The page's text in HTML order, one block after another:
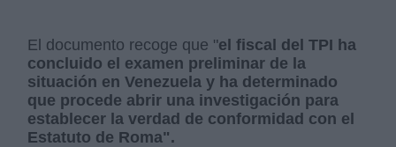
El documento recoge que "el fiscal del TPI ha
concluido el examen preliminar de la
situación en Venezuela y ha determinado
que procede abrir una investigación para
establecer la verdad de conformidad con el
Estatuto de Roma".